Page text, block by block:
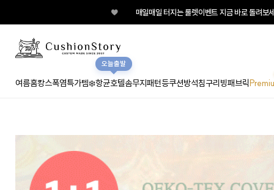
매일매일 터지는 룰렛이벤트 지금 바로 돌려보세요!
여름홈캉스폭염특가템❄️항균호텔솜
오늘출발
무지패턴등쿠션방석침구리빙패브릭